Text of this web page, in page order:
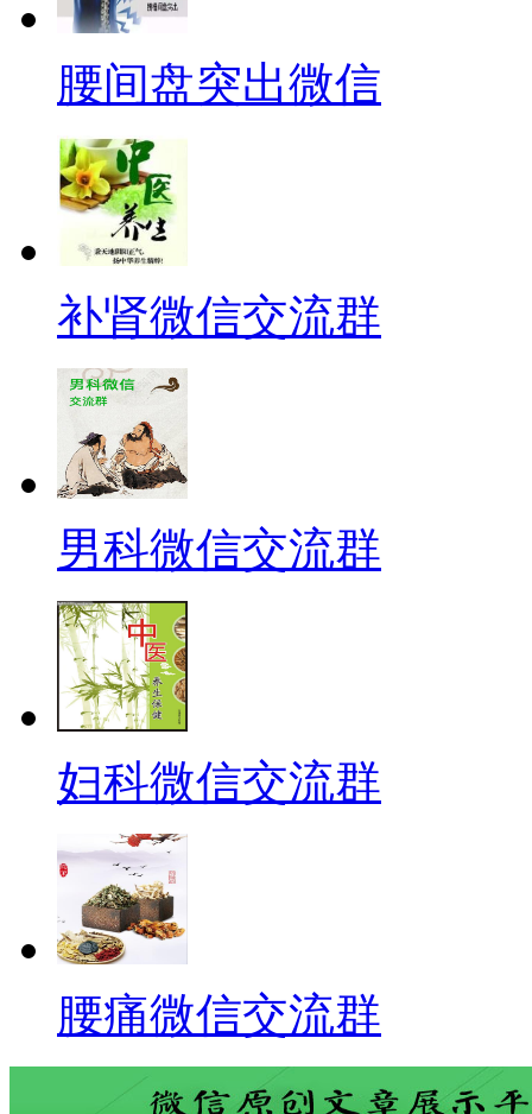
腰间盘突出微信
补肾微信交流群
男科微信交流群
妇科微信交流群
腰痛微信交流群